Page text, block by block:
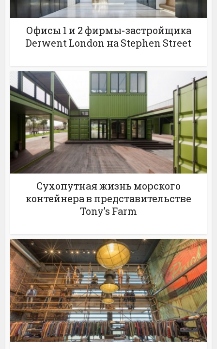
Офисы 1 и 2 фирмы-застройщика
Derwent London на Stephen Street
Сухопутная жизнь морского
контейнера в представительстве
Tony’s Farm